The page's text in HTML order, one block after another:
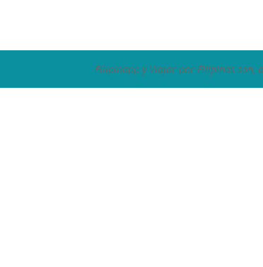
Filipinapp y Viajar por Filipinas son,